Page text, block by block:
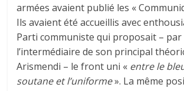
armées avaient publié les «
Ils avaient été accueillis avec
Parti communiste qui proposait – par
l’intermédiaire de son principal
Arismendi – le front uni « entre le
soutane et l’uniforme». La même